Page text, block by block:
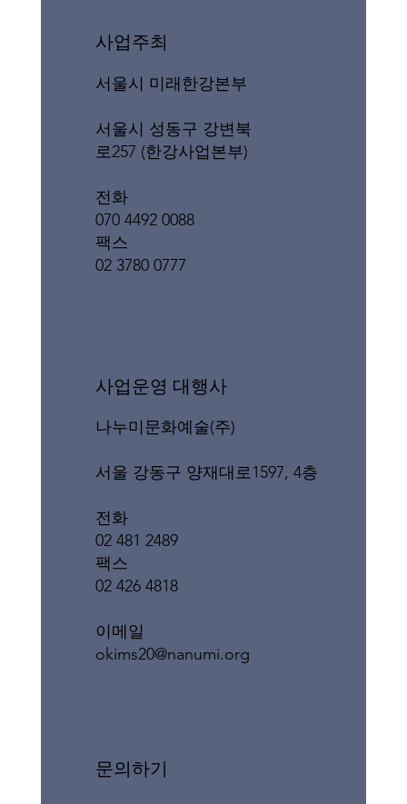
사업주최
서울시 미래한강본부
서울시 성동구 강변북
로257 (한강사업본부)
전화
070 4492 0088
팩스
02 3780 0777
​사업운영 대행사
나누미문화예술(주)
서울 강동구 양재대로1597, 4층
전화
02 481 2489
팩스
02 426 4818
이메일
okims20@nanumi.org
문의하기